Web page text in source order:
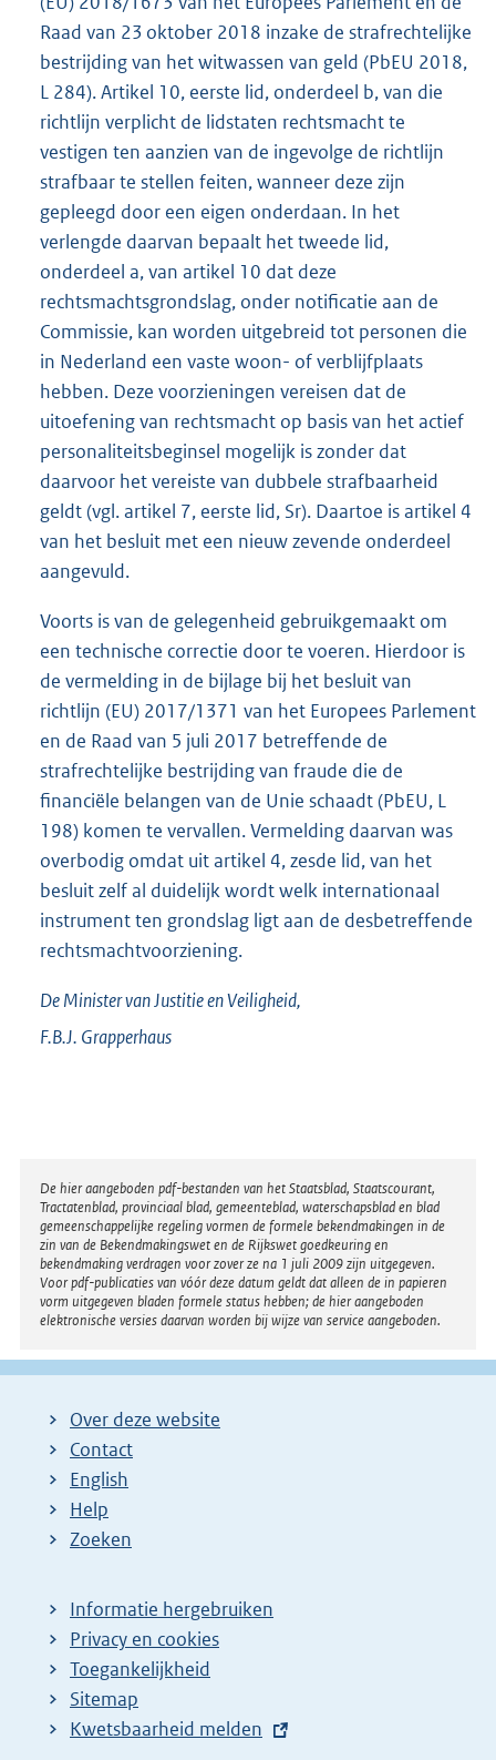
Raad van 23 oktober 2018 inzake de strafrechtelijke
bestrijding van het witwassen van geld (PbEU 2018,
L 284). Artikel 10, eerste lid, onderdeel b, van die
richtlijn verplicht de lidstaten rechtsmacht te
vestigen ten aanzien van de ingevolge de richtlijn
strafbaar te stellen feiten, wanneer deze zijn
gepleegd door een eigen onderdaan. In het
verlengde daarvan bepaalt het tweede lid,
onderdeel a, van artikel 10 dat deze
rechtsmachtsgrondslag, onder notificatie aan de
Commissie, kan worden uitgebreid tot personen die
in Nederland een vaste woon- of verblijfplaats
hebben. Deze voorzieningen vereisen dat de
uitoefening van rechtsmacht op basis van het actief
personaliteitsbeginsel mogelijk is zonder dat
daarvoor het vereiste van dubbele strafbaarheid
geldt (vgl. artikel 7, eerste lid, Sr). Daartoe is artikel 4
van het besluit met een nieuw zevende onderdeel
aangevuld.
Voorts is van de gelegenheid gebruikgemaakt om
een technische correctie door te voeren. Hierdoor is
de vermelding in de bijlage bij het besluit van
richtlijn (EU) 2017/1371 van het Europees Parlement
en de Raad van 5 juli 2017 betreffende de
strafrechtelijke bestrijding van fraude die de
financiële belangen van de Unie schaadt (PbEU, L
198) komen te vervallen. Vermelding daarvan was
overbodig omdat uit artikel 4, zesde lid, van het
besluit zelf al duidelijk wordt welk internationaal
instrument ten grondslag ligt aan de desbetreffende
rechtsmachtvoorziening.
De Minister van Justitie en Veiligheid,
F.B.J. Grapperhaus
Disclaimer
De hier aangeboden pdf-bestanden van het Staatsblad, Staatscourant,
Tractatenblad, provinciaal blad, gemeenteblad, waterschapsblad en blad
gemeenschappelijke regeling vormen de formele bekendmakingen in de
zin van de Bekendmakingswet en de Rijkswet goedkeuring en
bekendmaking verdragen voor zover ze na 1 juli 2009 zijn uitgegeven.
Voor pdf-publicaties van vóór deze datum geldt dat alleen de in papieren
vorm uitgegeven bladen formele status hebben; de hier aangeboden
elektronische versies daarvan worden bij wijze van service aangeboden.
Over deze website
Contact
English
Help
Zoeken
Informatie hergebruiken
Privacy en cookies
Toegankelijkheid
Sitemap
E
Kwetsbaarheid melden